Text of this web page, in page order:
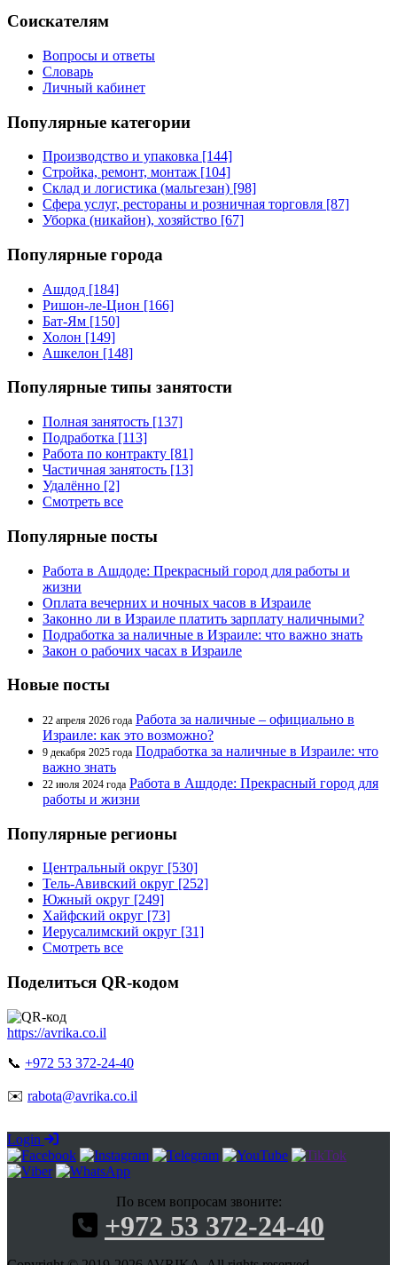
Соискателям
Вопросы и ответы
Словарь
Личный кабинет
Популярные категории
Производство и упаковка [144]
Стройка, ремонт, монтаж [104]
Склад и логистика (мальгезан) [98]
Сфера услуг, рестораны и розничная торговля [87]
Уборка (никайон), хозяйство [67]
Популярные города
Ашдод [184]
Ришон-ле-Цион [166]
Бат-Ям [150]
Холон [149]
Ашкелон [148]
Популярные типы занятости
Полная занятость [137]
Подработка [113]
Работа по контракту [81]
Частичная занятость [13]
Удалённо [2]
Смотреть все
Популярные посты
Работа в Ашдоде: Прекрасный город для работы и
жизни
Оплата вечерних и ночных часов в Израиле
Законно ли в Израиле платить зарплату наличными?
Подработка за наличные в Израиле: что важно знать
Закон о рабочих часах в Израиле
Новые посты
22 апреля 2026 года Работа за наличные – официально в
Израиле: как это возможно?
9 декабря 2025 года Подработка за наличные в Израиле: что
важно знать
22 июля 2024 года Работа в Ашдоде: Прекрасный город для
работы и жизни
Популярные регионы
Центральный округ [530]
Тель-Авивский округ [252]
Южный округ [249]
Хайфский округ [73]
Иерусалимский округ [31]
Смотреть все
Поделиться QR-кодом
https://avrika.co.il
📞 +972 53 372-24-40
✉️ rabota@avrika.co.il
Login
По всем вопросам звоните:
+972 53 372-24-40